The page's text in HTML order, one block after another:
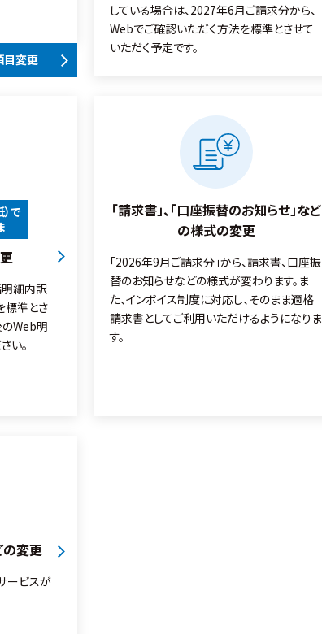
目変更
している場合は、2027年6月ご請求分から、
Webでご確認いただく方法を標準とさせて
いただく予定です。
で
明細内訳
標準とさ
のWeb明
い。
「請求書」、「口座振替のお知らせ」など
の様式の変更
「2026年9月ご請求分」から、請求書、口座振
替のお知らせなどの様式が変わります。ま
た、インボイス制度に対応し、そのまま適格
請求書としてご利用いただけるようになりま
す。
変更
ービスが